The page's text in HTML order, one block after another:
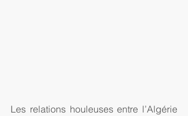
Les relations houleuses entre l’Algérie